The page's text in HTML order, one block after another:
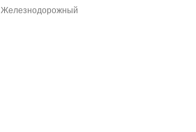
Железнодорожный